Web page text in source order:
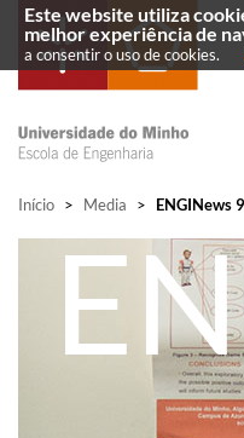
Início > Media > ENGINews
Este website utiliza
melhor experiência de
a consentir o uso de cookies.